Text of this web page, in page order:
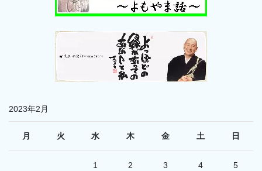
2023年2月
月 火 水 木 金 土 日
1 2 3 4 5